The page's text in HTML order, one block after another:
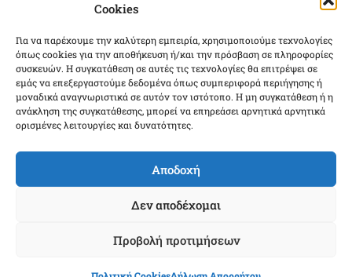
Cookies
Για να παρέχουμε την καλύτερη εμπειρία, χρησιμοποιούμε τεχνολογίες
όπως cookies για την αποθήκευση ή/και την πρόσβαση σε πληροφορίες
συσκευών. Η συγκατάθεση σε αυτές τις τεχνολογίες θα επιτρέψει σε
εμάς να επεξεργαστούμε δεδομένα όπως συμπεριφορά περιήγησης ή
μοναδικά αναγνωριστικά σε αυτόν τον ιστότοπο. Η μη συγκατάθεση ή η
ανάκληση της συγκατάθεσης, μπορεί να επηρεάσει αρνητικά αρνητικά
ορισμένες λειτουργίες και δυνατότητες.
Αποδοχή
Δεν αποδέχομαι
Προβολή προτιμήσεων
Κάντε κλικ για να αποδεχτείτε cookies
εμπορικής προώθησης και να